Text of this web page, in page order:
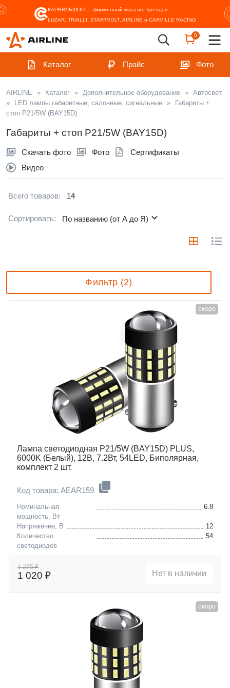
КАРВИЛЬШОП — фирменный магазин брендов
LUZAR, TRIALLI, STARTVOLT, AIRLINE и CARVILLE RACING
0
Каталог Прайс Фото
AIRLINE » Каталог » Дополнительное оборудование » Автосвет
»
LED лампы габаритные, салонные, сигнальные »
Габариты +
стоп P21/5W (BAY15D)
Габариты + стоп P21/5W (BAY15D)
Скачать фото Фото
Сертификаты
Видео
Всего товаров: 14
Сортировать: По названию (от А до Я)
Фильтр (2)
скоро
Лампа светодиодная P21/5W (BAY15D) PLUS,
6000K (Белый), 12В, 7.2Вт, 54LED, Биполярная,
комплект 2 шт.
Код товара: AEAR159
Номинальная
мощность, Вт
6.8
Напряжение, В
12
Количество
светодиодов
54
1 275 ₽
1 020 ₽ Нет в наличии
скоро